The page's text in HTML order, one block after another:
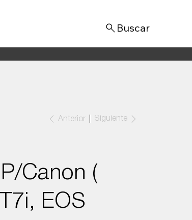
Buscar
Anterior Siguiente
Canon (
EOS